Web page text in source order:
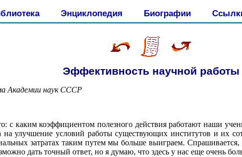
Энциклопедия Биографии
Эффективность научной работы
Академии наук СССР
с каким коэффициентом полезного действия работают наши
улучшение условий работы существующих институтов и их
затратах таким путем мы больше выиграем. Спрашивается,
дать точный ответ, но я думаю, что здесь у нас еще очень